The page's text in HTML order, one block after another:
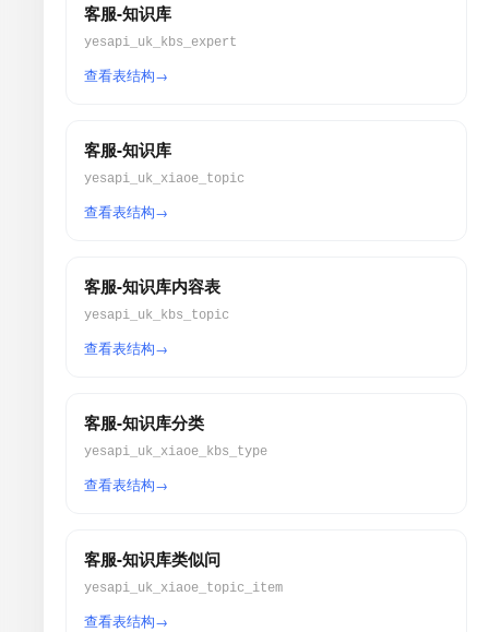
客服-知识库
yesapi_uk_kbs_expert
查看表结构
客服-知识库
yesapi_uk_xiaoe_topic
查看表结构
客服-知识库内容表
yesapi_uk_kbs_topic
查看表结构
客服-知识库分类
yesapi_uk_xiaoe_kbs_type
查看表结构
客服-知识库类似问
yesapi_uk_xiaoe_topic_item
查看表结构